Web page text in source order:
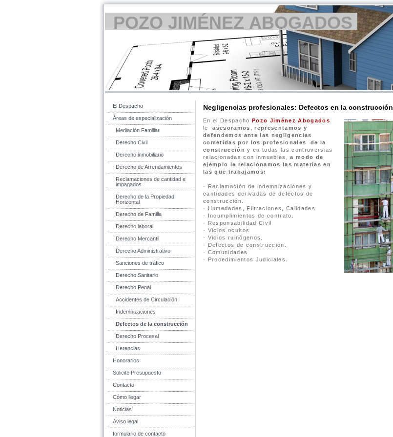
POZO JIMÉNEZ ABOGADOS
El Despacho
Áreas de especialización
Mediación Familiar
Derecho Civil
Derecho inmobiliario
Derecho de Arrendamientos
Reclamaciones de cantidad e
impagados
Derecho de la Propiedad
Horizontal
Derecho de Familia
Derecho laboral
Derecho Mercantil
Derecho Administrativo
Sanciones de tráfico
Derecho Sanitario
Derecho Penal
Accidentes de Circulación
Indemnizaciones
Defectos de la construcción
Derecho Procesal
Herencias
Honorarios
Solicite Presupuesto
Contacto
Cómo llegar
Noticias
Aviso legal
formulario de contacto
Negligencias profesionales: Defectos en la construcción
En el Despacho Pozo Jiménez Abogados
le
asesoramos, representamos y
defendemos ante las negligencias
cometidas por los profesionales de la
construcción y en todas las controversias
relacionadas con inmuebles,a modo de
ejemplo le relacionamos las materias en
las que trabajamos:
· Reclamación de indemnizaciones y
cantidades derivadas de defectos de
construcción.
· Humedades, Filtraciones, Calidades
· Incumplimientos de contrato.
· Responsabilidad Civil
· Vicios ocultos
· Vicios ruinógenos.
· Defectos de construcción.
· Comunidades
· Procedimientos Judiciales.